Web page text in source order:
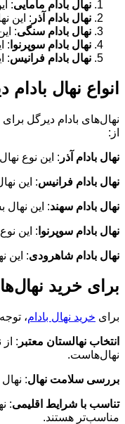
نهال بادام مامایی:
نهال بادام آذر : این
نهال بادام سنگی:
نهال بادام سوپرنوا :
نهال بادام فرانیس:
انواع نهال بادام
نهال‌های بادام دیرگل
از:
نهال بادام آذر : این نوع
نهال بادام فرانیس: این نهال از
نهال بادام سهند: این نهال
نهال بادام سوپرنوا : این
نهال بادام شاهرودی: این
برای خرید
برای خرید نهال‌ بادام،
انتخاب نهالستان معتبر :
نهال‌هاست.
بررسی سلامت نهال:
تناسب با شرایط اقلیمی:
مناسب‌تر هستند.